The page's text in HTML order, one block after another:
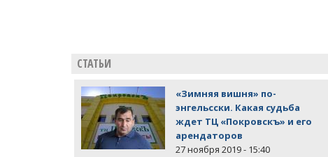
СТАТЬИ
«Зимняя вишня» по-
энгельсски. Какая судьба
ждет ТЦ «Покровскъ» и его
арендаторов
27 ноября 2019 - 15:40